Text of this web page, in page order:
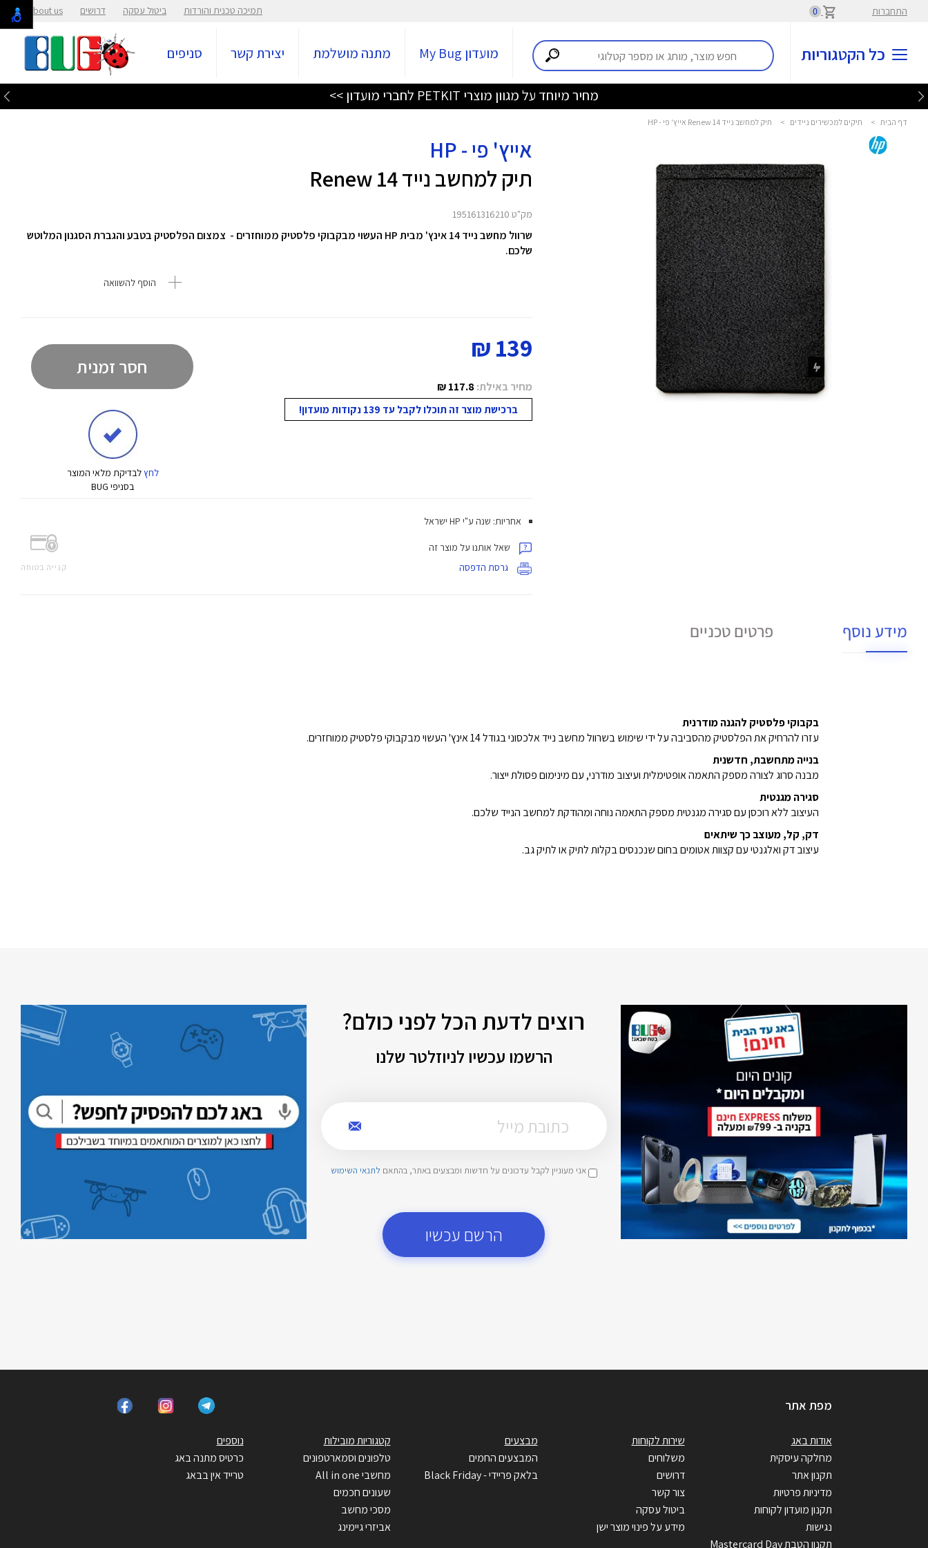
התחברות 0 תמיכה טכנית והורדות ביטול עסקה דרושים About us
כל הקטגוריות מועדון My Bug מתנה מושלמת יצירת קשר סניפים
מחיר מיוחד על מגוון מוצרי PETKIT לחברי מועדון >>
דף הבית > תיקים למכשירים ניידים > תיק למחשב נייד Renew 14 אייץ' פי - HP
אייץ' פי - HP
תיק למחשב נייד Renew 14
מק"ט 195161316210
שרוול מחשב נייד 14 אינץ' מבית HP העשוי מבקבוקי פלסטיק ממוחזרים - צמצום הפלסטיק בטבע והגברת הסגנון המלוטש
שלכם.
הוסף להשוואה
139 ₪
מחיר באילת:117.8 ₪
ברכישת מוצר זה תוכלו לקבל עד 139 נקודות מועדון!
חסר זמנית
לחץלבדיקת מלאי המוצר
בסניפי BUG
קנייה בטוחה
אחריות: שנה ע"י HP ישראל
שאל אותנו על מוצר זה
גרסת הדפסה
מידע נוסף פרטים טכניים
בקבוקי פלסטיק להגנה מודרנית
עזרו להרחיק את הפלסטיק מהסביבה על ידי שימוש בשרוול מחשב נייד אלכסוני בגודל 14 אינץ' העשוי מבקבוקי פלסטיק ממוחזרים.
בנייה מתחשבת, חדשנית
מבנה סרוג לצורה מספק התאמה אופטימלית ועיצוב מודרני, עם מינימום פסולת ייצור.
סגירה מגנטית
העיצוב ללא רוכסן עם סגירה מגנטית מספק התאמה נוחה ומהודקת למחשב הנייד שלכם.
דק, קל, מעוצב כך שיתאים
עיצוב דק ואלגנטי עם קצוות אטומים בחום שנכנסים בקלות לתיק או לתיק גב.
רוצים לדעת הכל לפני כולם?
הרשמו עכשיו לניוזלטר שלנו
אני מעוניין לקבל עדכונים על חדשות ומבצעים באתר, בהתאם לתנאי השימוש
הרשם עכשיו
מפת אתר
אודות באג
מחלקה עיסקית
תקנון אתר
מדיניות פרטיות
תקנון מועדון לקוחות
נגישות
תקנון הטבת Mastercard Day
שירות לקוחות
משלוחים
דרושים
צור קשר
ביטול עסקה
מידע על פינוי מוצר ישן
מבצעים
המבצעים החמים
בלאק פריידי - Black Friday
קטגוריות מובילות
טלפונים וסמארטפונים
מחשבי All in one
שעונים חכמים
מסכי מחשב
אביזרי גיימינג
נוספים
כרטיס מתנה באג
טרייד אין בבאג